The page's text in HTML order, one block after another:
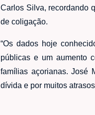
Carlos Silva, recordando
de coligação.
“Os dados hoje
públicas e um aumento
famílias açorianas. José
dívida e por muitos